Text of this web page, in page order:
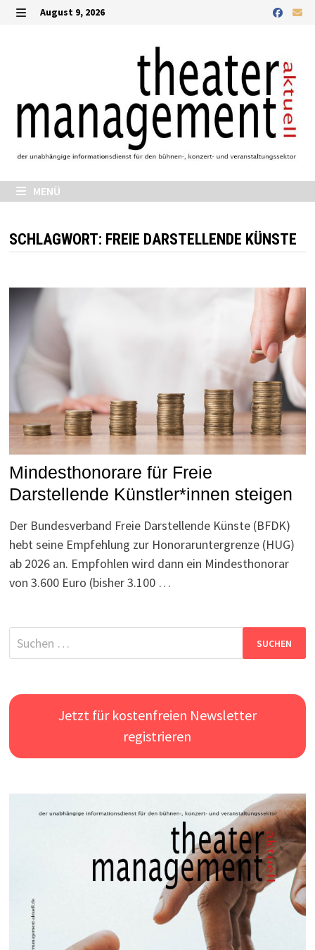
Zurück
August 9, 2026
MENÜ
SCHLAGWORT: FREIE DARSTELLENDE KÜNSTE
Mindesthonorare für Freie
Darstellende Künstler*innen steigen
Der Bundesverband Freie Darstellende Künste (BFDK)
hebt seine Empfehlung zur Honoraruntergrenze (HUG)
ab 2026 an. Empfohlen wird dann ein Mindesthonorar
von 3.600 Euro (bisher 3.100 …
Suchen
nach:
Jetzt für kostenfreien Newsletter
registrieren